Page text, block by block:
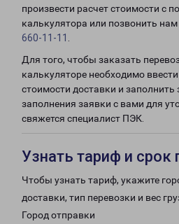
произвести расчет стоимости с
калькулятора или позвонить нам
660-11-11
Для того, чтобы заказать
калькуляторе необходимо
стоимости доставки и заполнить
заполнения заявки с вами для
свяжется специалист ПЭК.
Узнать тариф и срок
Чтобы узнать тариф, укажите
доставки, тип перевозки и вес
Город отправки